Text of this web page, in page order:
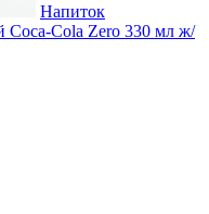
Напиток
Coca-Cola Zero 330 мл ж/